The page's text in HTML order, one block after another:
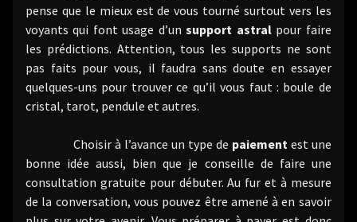
pense que le mieux est de vous tourné surtout vers les
voyants qui font usage d’un support astralpour faire
les prédictions. Attention, tous les supports ne sont
pas faits pour vous, il faudra sans doute en essayer
quelques-uns pour trouver ce qu’il vous faut : boule de
cristal, tarot, pendule et autres.
Choisir à l’avance un type de paiement est une
bonne idée aussi, bien que je conseille de faire une
consultation gratuite pour débuter. Au fur et à mesure
de la conversation, vous pouvez être amené à en savoir